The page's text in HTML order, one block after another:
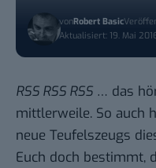
vonRobert Basic
Aktualisiert: 19. Mai
RSS RSS RSS … das
mittlerweile. So auch
neue Teufelszeugs
Euch doch bestimmt,